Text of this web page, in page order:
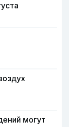
могут